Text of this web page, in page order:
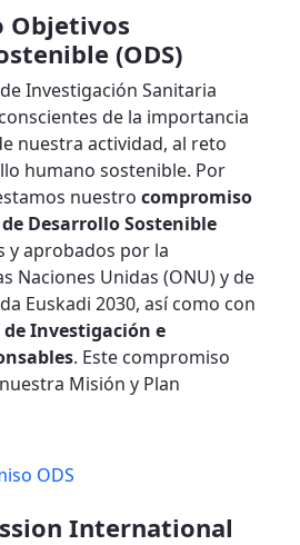
Objetivos
(ODS)
Investigación Sanitaria
de la importancia
nuestra actividad, al reto
humano sostenible. Por
nuestro compromiso
Desarrollo Sostenible
y aprobados por la
Naciones Unidas (ONU) y de
Euskadi 2030, así como con
Investigación e
. Este compromiso
Misión y Plan
ODS
International